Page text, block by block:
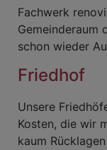
Fachwerk
Gemeinderaum
schon wieder
Friedhof
Unsere
Kosten, die wir
kaum